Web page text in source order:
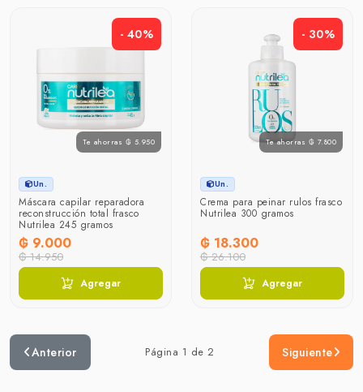
Te ahorras ₲ 5.950
- 40%
Un.
Máscara capilar reparadora
reconstrucción total frasco
Nutrilea 245 gramos
₲ 9.000
₲ 14.950
Agregar
Te ahorras ₲ 7.800
- 30%
Un.
Crema para peinar rulos frasco
Nutrilea 300 gramos
₲ 18.300
₲ 26.100
Agregar
Anterior Página 1 de 2 Siguiente